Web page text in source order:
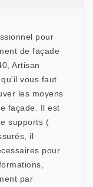
pour
de façade
Artisan
vous faut.
les moyens
façade. Il est
supports (
il
pour
par